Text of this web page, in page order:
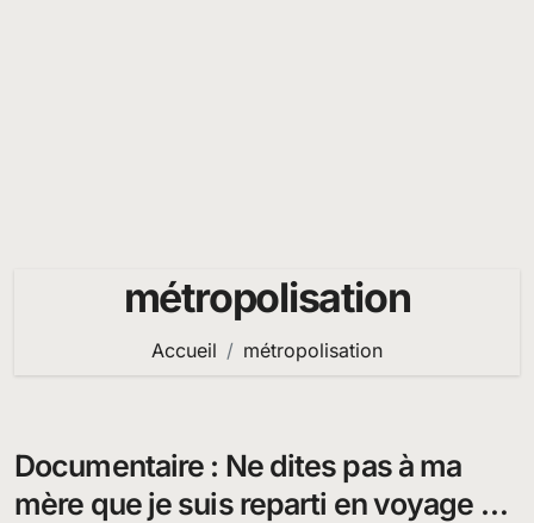
métropolisation
Accueil métropolisation
Documentaire : Ne dites pas à ma
mère que je suis reparti en voyage –